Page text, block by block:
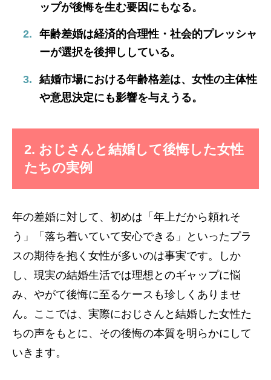
ップが後悔を生む要因にもなる。
年齢差婚は経済的合理性・社会的プレッシャ
ーが選択を後押ししている。
結婚市場における年齢格差は、女性の主体性
や意思決定にも影響を与えうる。
2. おじさんと結婚して後悔した女性
たちの実例
年の差婚に対して、初めは「年上だから頼れそ
う」「落ち着いていて安心できる」といったプラ
スの期待を抱く女性が多いのは事実です。しか
し、現実の結婚生活では理想とのギャップに悩
み、やがて後悔に至るケースも珍しくありませ
ん。ここでは、実際におじさんと結婚した女性た
ちの声をもとに、その後悔の本質を明らかにして
いきます。